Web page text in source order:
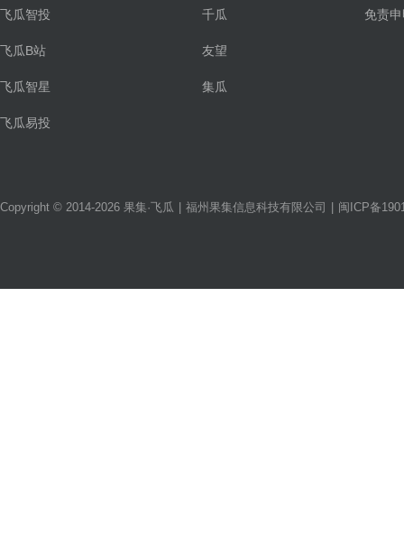
飞瓜智投
飞瓜B站
飞瓜智星
飞瓜易投
千瓜
友望
集瓜
免责
Copyright © 2014-2026 果集·飞瓜 福州果集信息科技有限公司 闽ICP备